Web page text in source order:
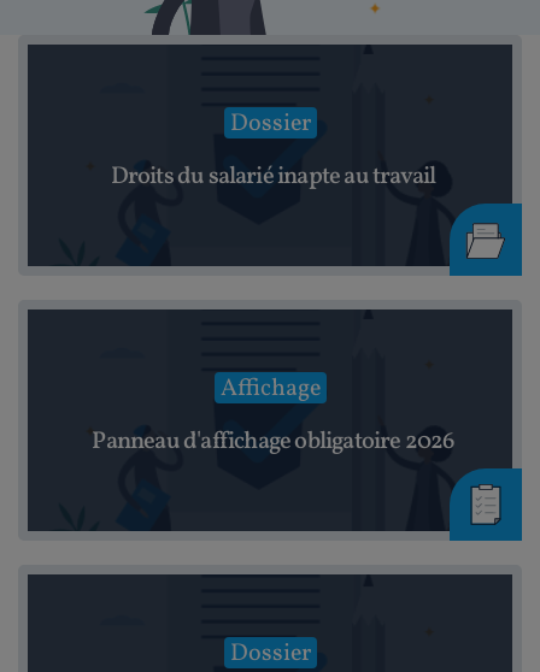
Dossier
Droits du salarié inapte au travail
Affichage
Panneau d'affichage obligatoire 2026
Dossier